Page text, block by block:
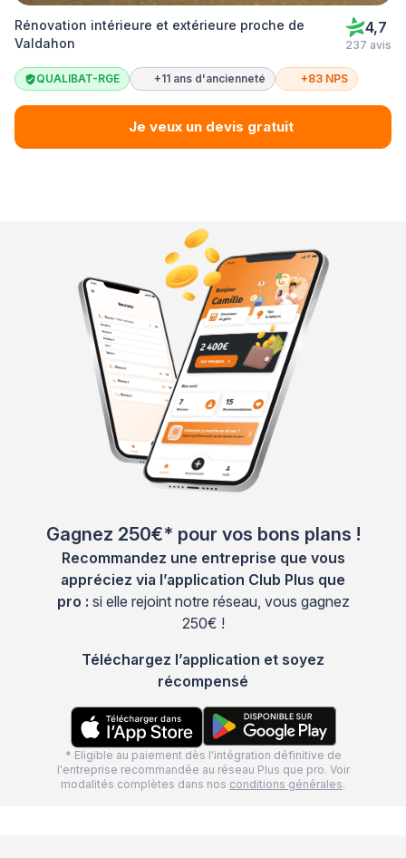
Rénovation intérieure et extérieure proche de
Valdahon
4,7
237 avis
QUALIBAT-RGE +11 ans d'ancienneté +83 NPS
Je veux un devis gratuit
Gagnez 250€* pour vos bons plans !
Recommandez une entreprise que vous
appréciez via l’application Club Plus que
pro : si elle rejoint notre réseau, vous gagnez
250€ !
Téléchargez l’application et soyez
récompensé
* Eligible au paiement dès l'intégration définitive de
l'entreprise recommandée au réseau Plus que pro. Voir
modalités complètes dans nos conditions générales.